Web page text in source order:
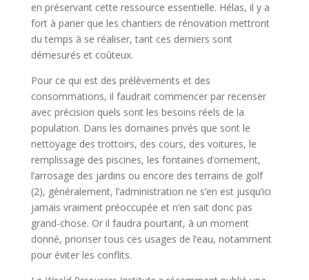
en préservant cette ressource essentielle. Hélas, il y a
fort à parier que les chantiers de rénovation mettront
du temps à se réaliser, tant ces derniers sont
démesurés et coûteux.
Pour ce qui est des prélèvements et des
consommations, il faudrait commencer par recenser
avec précision quels sont les besoins réels de la
population. Dans les domaines privés que sont le
nettoyage des trottoirs, des cours, des voitures, le
remplissage des piscines, les fontaines d’ornement,
l’arrosage des jardins ou encore des terrains de golf
(2), généralement, l’administration ne s’en est jusqu’ici
jamais vraiment préoccupée et n’en sait donc pas
grand-chose. Or il faudra pourtant, à un moment
donné, prioriser tous ces usages de l’eau, notamment
pour éviter les conflits.